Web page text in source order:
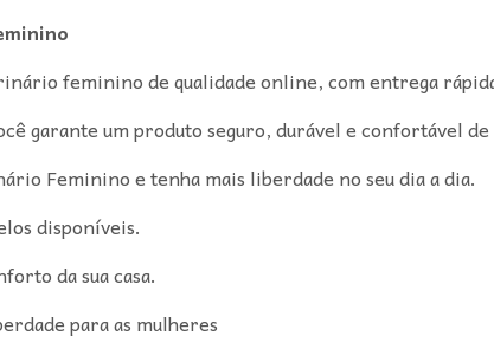
feminino de qualidade online, com entrega
garante um produto seguro, durável e confortável de
Feminino e tenha mais liberdade no seu dia a dia.
disponíveis.
da sua casa.
para as mulheres